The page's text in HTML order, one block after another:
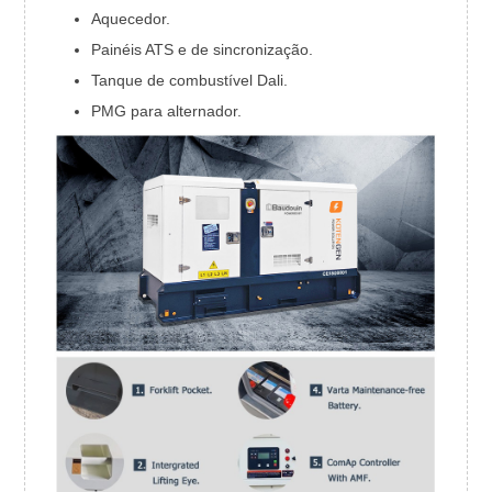
Aquecedor.
Painéis ATS e de sincronização.
Tanque de combustível Dali.
PMG para alternador.